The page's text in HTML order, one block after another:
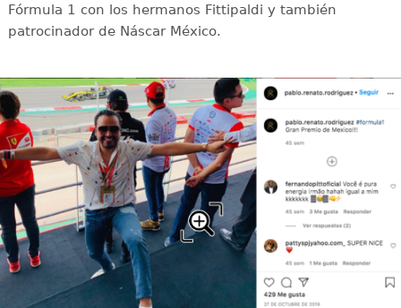
Fórmula 1 con los hermanos Fittipaldi y también
patrocinador de Náscar México.